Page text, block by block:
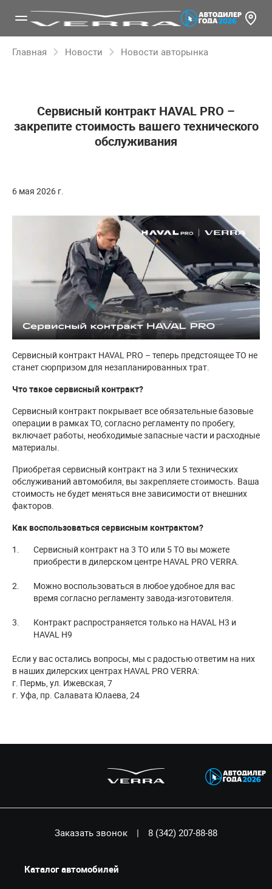
Главная Новости Новости авторынка
Сервисный контракт HAVAL PRO –
закрепите стоимость вашего технического
обслуживания
6 мая 2026 г.
Сервисный контракт HAVAL PRO – теперь предстоящее ТО не
станет сюрпризом для незапланированных трат.
Что такое сервисный контракт?
Сервисный контракт покрывает все обязательные базовые
операции в рамках ТО, согласно регламенту по пробегу,
включает работы, необходимые запасные части и расходные
материалы.
Приобретая сервисный контракт на 3 или 5 технических
обслуживаний автомобиля, вы закрепляете стоимость. Ваша
стоимость не будет меняться вне зависимости от внешних
факторов.
Как воспользоваться сервисным контрактом?
Сервисный контракт на 3 ТО или 5 ТО вы можете
приобрести в дилерском центре HAVAL PRO VERRA.
Можно воспользоваться в любое удобное для вас
время согласно регламенту завода-изготовителя.
Контракт распространяется только на HAVAL H3 и
HAVAL H9
Если у вас остались вопросы, мы с радостью ответим на них
в наших дилерских центрах HAVAL PRO VERRA:
г. Пермь, ул. Ижевская, 7
г. Уфа, пр. Салавата Юлаева, 24
Заказать звонок | 8 (342) 207-88-88
Каталог автомобилей